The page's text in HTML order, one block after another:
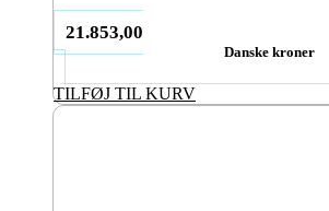
21.853,00
Danske kroner
TILFØJ TIL KURV